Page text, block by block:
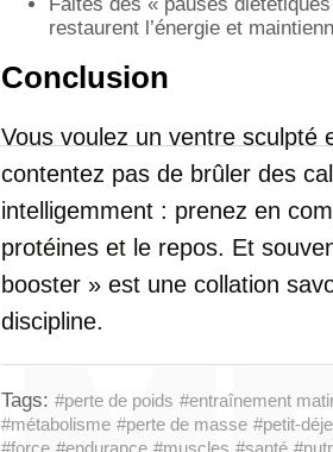
restaurent l’énergie et
Conclusion
Vous voulez un ventre sculpté
contentez pas de brûler des
intelligemment : prenez en
protéines et le repos. Et
booster » est une collation
discipline.
Tags: #perte de poids #entraînement
#métabolisme #perte de masse #petit-
#force #endurance #muscles #santé